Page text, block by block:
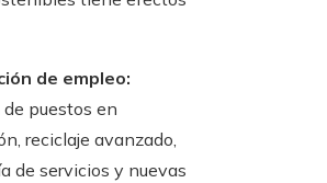
de empleo:
puestos en
reciclaje avanzado,
de servicios y nuevas